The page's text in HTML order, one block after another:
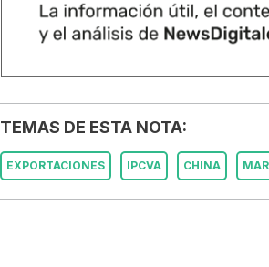
TEMAS DE ESTA NOTA:
EXPORTACIONES IPCVA CHINA